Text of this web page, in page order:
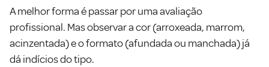
A melhor forma é passar por uma avaliação
profissional. Mas observar a cor (arroxeada, marrom,
acinzentada) e o formato (afundada ou manchada) já
dá indícios do tipo.